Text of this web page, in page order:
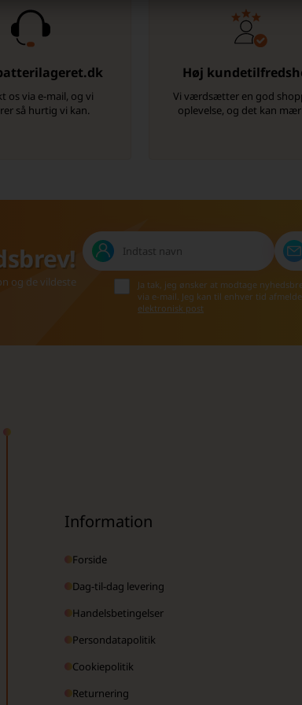
os via e-mail, og vi
så hurtig vi kan.
Høj
Vi værdsætter en god
oplevelse, og det kan
og de vildeste
Ja tak, jeg ønsker at modtage
via e-mail. Jeg kan til enhver tid
elektronisk post
Information
Forside
Dag-til-dag levering
Handelsbetingelser
Persondatapolitik
Cookiepolitik
Returnering